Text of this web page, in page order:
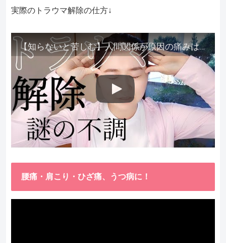
実際のトラウマ解除の仕方↓
【知らないと苦しむ】人間関係が原因の痛みはトラウマ解除が必須。病院に行っても原因不明で治らない不調はこれをしてからケアしてみてください。
腰痛・肩こり・ひざ痛、うつ病に！